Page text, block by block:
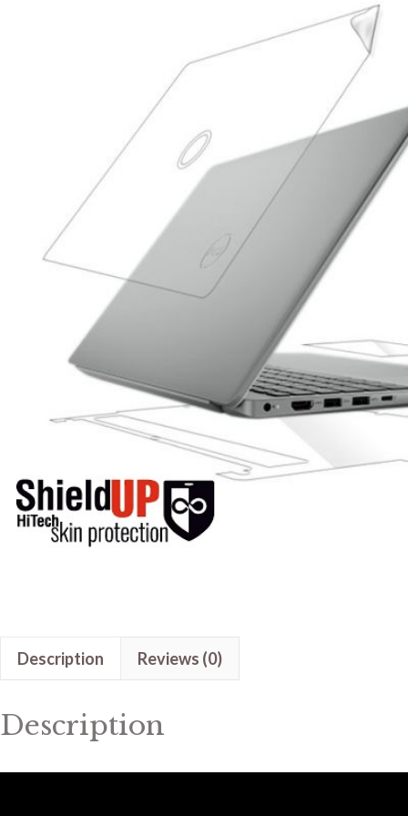
Description Reviews (0)
Description